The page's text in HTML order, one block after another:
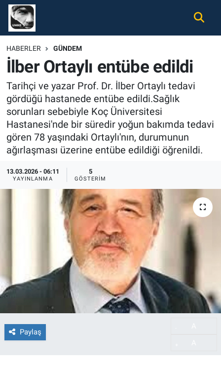
HABERLER GÜNDEM
İlber Ortaylı entübe edildi
Tarihçi ve yazar Prof. Dr. İlber Ortaylı tedavi
gördüğü hastanede entübe edildi.Sağlık
sorunları sebebiyle Koç Üniversitesi
Hastanesi'nde bir süredir yoğun bakımda tedavi
gören 78 yaşındaki Ortaylı'nın, durumunun
ağırlaşması üzerine entübe edildiği öğrenildi.
13.03.2026 - 06:11
YAYINLANMA
5
GÖSTERIM
Paylaş
Gündem
Ekonomi
Spor
Magazin
Tüm Haberler
Künye
Nöbetçi Eczaneler
Hava Durumu
Namaz Vakitleri
Trafik Durumu
Süper Lig Puan Durumu ve Fikstür
Son Dakika Haberleri
Haber Arşivi